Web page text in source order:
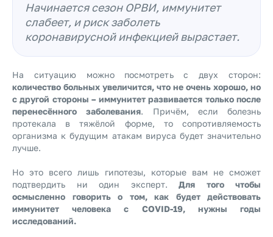
Начинается сезон ОРВИ, иммунитет
слабеет, и риск заболеть
коронавирусной инфекцией вырастает.
На ситуацию можно посмотреть с двух сторон:
количество больных увеличится, что не очень хорошо, но
с другой стороны – иммунитет развивается только после
перенесённого заболевания. Причём, если болезнь
протекала в тяжёлой форме, то сопротивляемость
организма к будущим атакам вируса будет значительно
лучше.
Но это всего лишь гипотезы, которые вам не сможет
подтвердить ни один эксперт. Для того чтобы
осмысленно говорить о том, как будет действовать
иммунитет человека с COVID-19, нужны годы
исследований.